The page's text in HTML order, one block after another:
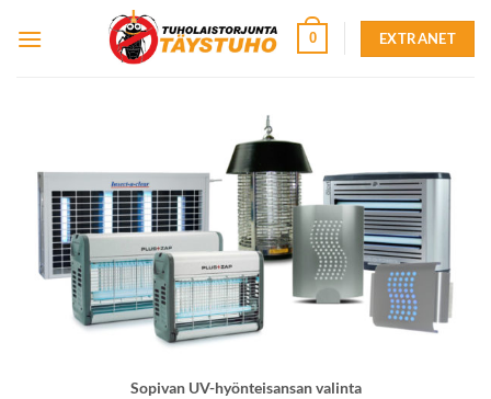
0 EXTRANET
Sopivan UV-hyönteisansan valinta